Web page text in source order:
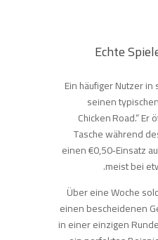
Echte
Ein häufiger Nutzer
seinen
Chicken Road.“
Tasche während
einen €0,50‑Einsatz
meist bei
Über eine Woche
einen bescheidenen
in einer einzigen